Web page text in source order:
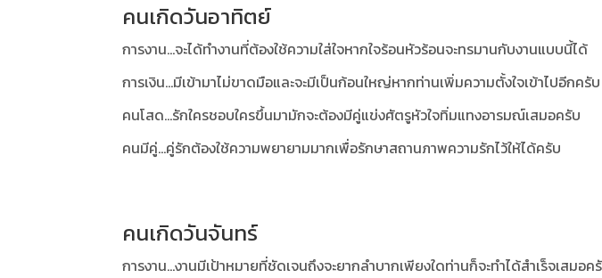
คนเกิดวันอาทิตย์
การงาน...จะได้ทำงานที่ต้องใช้ความใส่ใจหากใจร้อนหัวร้อนจะทรมานกับงานแบบนี้ได้
การเงิน...มีเข้ามาไม่ขาดมือและจะมีเป็นก้อนใหญ่หากท่านเพิ่มความตั้งใจเข้าไปอีกครับ
คนโสด...รักใครชอบใครขึ้นมามักจะต้องมีคู่แข่งศัตรูหัวใจทิ่มแทงอารมณ์เสมอครับ
คนมีคู่...คู่รักต้องใช้ความพยายามมากเพื่อรักษาสถานภาพความรักไว้ให้ได้ครับ
คนเกิดวันจันทร์
การงาน...งานมีเป้าหมายที่ชัดเจนถึงจะยากลำบากเพียงใดท่านก็จะทำได้สำเร็จเสมอค